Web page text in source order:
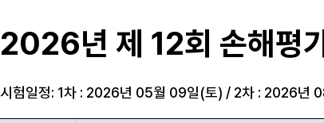
2026년 제 12회 손해평
시험일정: 1차 : 2026년 05월 09일(토) / 2차 : 2026년